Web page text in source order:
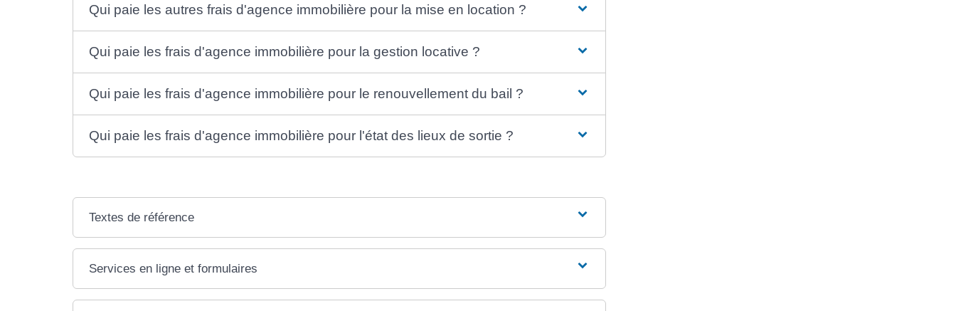
Qui paie les autres frais d'agence immobilière pour la mise en location ?
Qui paie les frais d'agence immobilière pour la gestion locative ?
Qui paie les frais d'agence immobilière pour le renouvellement du bail ?
Qui paie les frais d'agence immobilière pour l'état des lieux de sortie ?
Textes de référence
Services en ligne et formulaires